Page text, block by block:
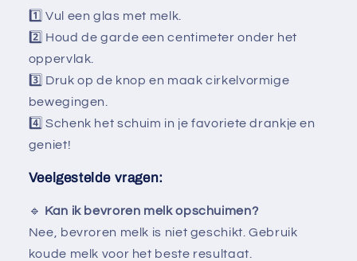
1️⃣ Vul een glas met melk.
2️⃣ Houd de garde een centimeter onder het
oppervlak.
3️⃣ Druk op de knop en maak cirkelvormige
bewegingen.
4️⃣ Schenk het schuim in je favoriete drankje en
geniet!
Veelgestelde vragen:
🔹 Kan ik bevroren melk opschuimen?
Nee, bevroren melk is niet geschikt. Gebruik
koude melk voor het beste resultaat.